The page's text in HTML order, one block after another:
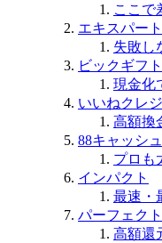
ここで
エキスパート
失敗し
ビックギフト
現金化
いいねクレ
高額換
88キャッシュ
プロも
インパクト
最速・
パーフェク
高額還